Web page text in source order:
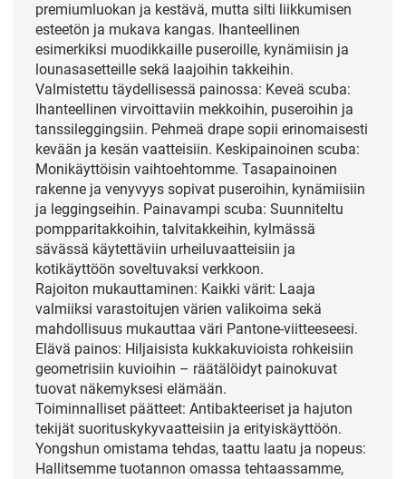
premiumluokan ja kestävä, mutta silti liikkumisen
esteetön ja mukava kangas. Ihanteellinen
esimerkiksi muodikkaille puseroille, kynämiisin ja
lounasasetteille sekä laajoihin takkeihin.
Valmistettu täydellisessä painossa: Keveä scuba:
Ihanteellinen virvoittaviin mekkoihin, puseroihin ja
tanssileggingsiin. Pehmeä drape sopii erinomaisesti
kevään ja kesän vaatteisiin. Keskipainoinen scuba:
Monikäyttöisin vaihtoehtomme. Tasapainoinen
rakenne ja venyvyys sopivat puseroihin, kynämiisiin
ja leggingseihin. Painavampi scuba: Suunniteltu
pompparitakkoihin, talvitakkeihin, kylmässä
sävässä käytettäviin urheiluvaatteisiin ja
kotikäyttöön soveltuvaksi verkkoon.
Rajoiton mukauttaminen: Kaikki värit: Laaja
valmiiksi varastoitujen värien valikoima sekä
mahdollisuus mukauttaa väri Pantone-viitteeseesi.
Elävä painos: Hiljaisista kukkakuvioista rohkeisiin
geometrisiin kuvioihin – räätälöidyt painokuvat
tuovat näkemyksesi elämään.
Toiminnalliset päätteet: Antibakteeriset ja hajuton
tekijät suorituskykyvaatteisiin ja erityiskäyttöön.
Yongshun omistama tehdas, taattu laatu ja nopeus:
Hallitsemme tuotannon omassa tehtaassamme,